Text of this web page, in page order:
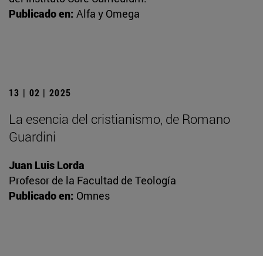
Publicado en: Alfa y Omega
13 | 02 | 2025
La esencia del cristianismo, de Romano
Guardini
Juan Luis Lorda
Profesor de la Facultad de Teología
Publicado en: Omnes